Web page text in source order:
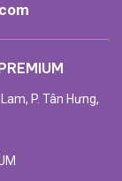
P. Tân Hưng,